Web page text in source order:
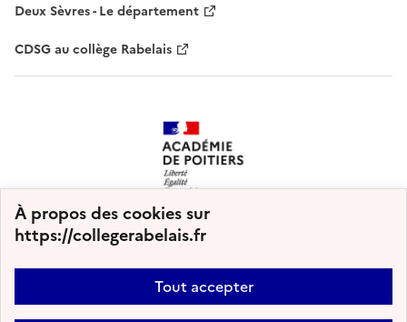
À propos des cookies sur
https://collegerabelais.fr
Tout accepter
Deux Sèvres - Le département
CDSG au collège Rabelais